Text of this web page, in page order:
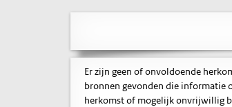
Er zijn geen of onvoldoende
bronnen gevonden die informatie
herkomst of mogelijk onvrijwillig